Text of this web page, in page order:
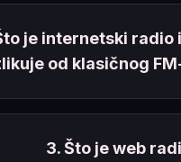
je internetski radio
od klasičnog
3. Što je web